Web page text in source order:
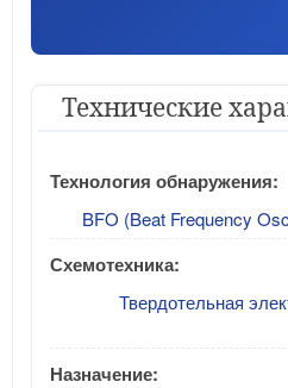
Технические
Технология обнаружения:
BFO (Beat Frequency
Схемотехника:
Твердотельная
Назначение: